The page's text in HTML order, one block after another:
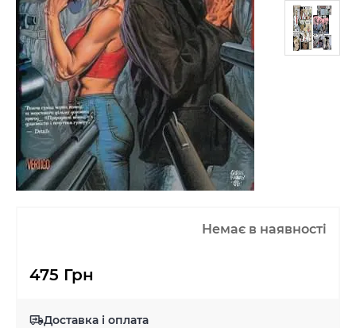
Немає в наявності
475 Грн
Доставка і оплата